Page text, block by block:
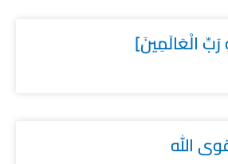
رَبِّ الْعَالَمِينَ]
الله